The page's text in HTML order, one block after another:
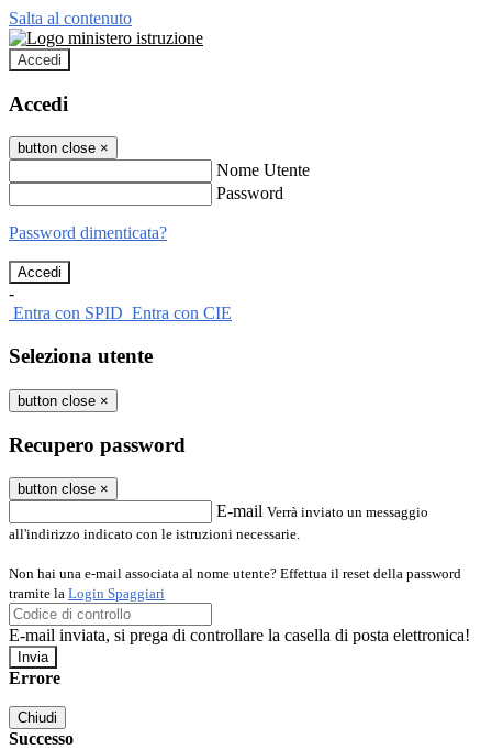
Salta al contenuto
Accedi
Accedi
button close ×
Nome Utente
Password
Password dimenticata?
-
Entra con SPID Entra con CIE
Seleziona utente
button close ×
Recupero password
button close ×
E-mail Verrà inviato un messaggio
all'indirizzo indicato con le istruzioni necessarie.
Non hai una e-mail associata al nome utente? Effettua il reset della password
tramite la Login Spaggiari
E-mail inviata, si prega di controllare la casella di posta elettronica!
Errore
Chiudi
Successo